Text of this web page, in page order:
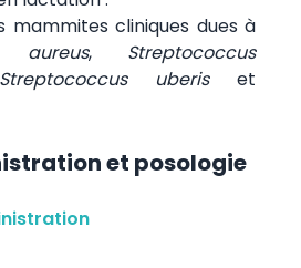
cliniques dues à
aureus, Streptococcus
Streptococcus uberiset
et posologie